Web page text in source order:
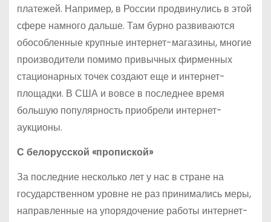
платежей. Например, в России продвинулись в этой
сфере намного дальше. Там бурно развиваются
обособленные крупные интернет-магазины, многие
производители помимо привычных фирменных
стационарных точек создают еще и интернет-
площадки. В США и вовсе в последнее время
большую популярность приобрели интернет-
аукционы.
С белорусской «пропиской»
За последние несколько лет у нас в стране на
государственном уровне не раз принимались меры,
направленные на упорядочение работы интернет-